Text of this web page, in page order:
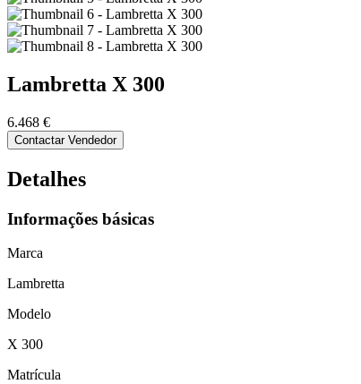
Lambretta X 300
6.468 €
Contactar Vendedor
Detalhes
Informações básicas
Marca
Lambretta
Modelo
X 300
Matrícula